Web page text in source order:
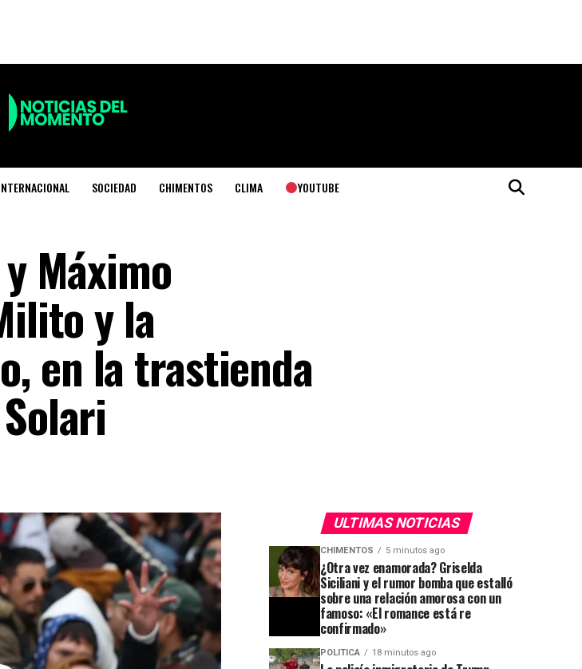
SOCIEDAD CHIMENTOS CLIMA YOUTUBE
Máximo
y la
en la trastienda
ULTIMAS NOTICIAS
CHIMENTOS 5 minutos ago
¿Otra vez enamorada? Griselda
Siciliani y el rumor bomba que estalló
sobre una relación amorosa con un
famoso: «El romance está re
confirmado»
POLITICA 18 minutos ago